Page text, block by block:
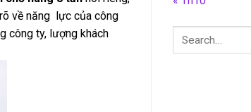
về năng lực của công
công ty, lượng khách